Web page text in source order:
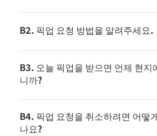
수취 확인이 가능한 택배 서비스로 발
고양이 포스나 클릭 포스트 등, 투함 서
은 중지해 주세요.
B2. 픽업 요청 방법을 알려주세요.
집하의 의뢰는, 당사 홈페이지 톱 화면
송」으로부터 ECMS 스탠다드 익스프
뢰란으로부터 집하 있는 서비스를 신청
B3. 오늘 픽업을 받으면 언제 현지
니까?
서비스 별 배송 소요 일수는 여기를 참
오.Door to Door 서비스Warehouse
B4. 픽업 요청을 취소하려면 어떻
나요?